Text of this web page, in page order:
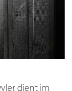
dient im